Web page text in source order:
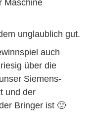
Maschine
unglaublich gut.
auch
über die
Siemens-
und der
Bringer ist 🙁